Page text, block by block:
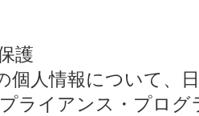
護
個人情報について、
ライアンス・プロ